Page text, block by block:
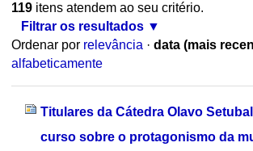
119itens atendem ao seu critério.
Filtrar os resultados
Ordenar por relevância · data (mais
alfabeticamente
Titulares da Cátedra Olavo
curso sobre o protagonismo da